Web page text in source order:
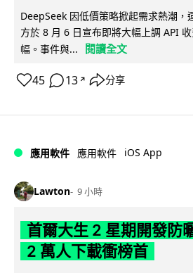
DeepSeek 因低價策略掀起需求熱潮，
方於 8 月 6 日宣布即將大幅上調 API
幅。事件與...
閱讀全文
45 13 ↗ 分享
應用軟件 應用軟件 iOS App
Lawton 9 小時
首爾大生 2 星期開發防
2 萬人下載衝榜首